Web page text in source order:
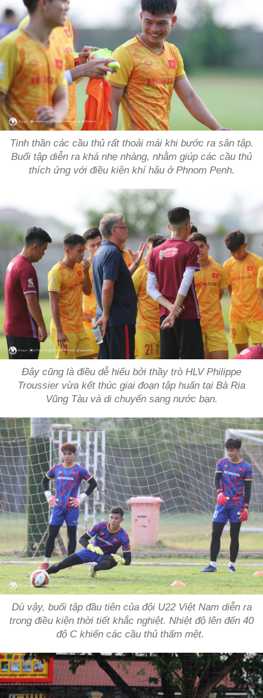
Tinh thần các cầu thủ rất thoải mái khi bước ra sân tập.
Buổi tập diễn ra khá nhẹ nhàng, nhằm giúp các cầu thủ
thích ứng với điều kiện khí hậu ở Phnom Penh.
Đây cũng là điều dễ hiểu bởi thầy trò HLV Philippe
Troussier vừa kết thúc giai đoạn tập huấn tại Bà Rịa
Vũng Tàu và di chuyển sang nước bạn.
Dù vậy, buổi tập đầu tiên của đội U22 Việt Nam diễn ra
trong điều kiện thời tiết khắc nghiệt. Nhiệt độ lên đến 40
độ C khiến các cầu thủ thấm mệt.